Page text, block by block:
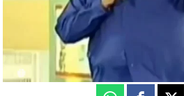
Javier Hernández
Publicado:
02 de febrero